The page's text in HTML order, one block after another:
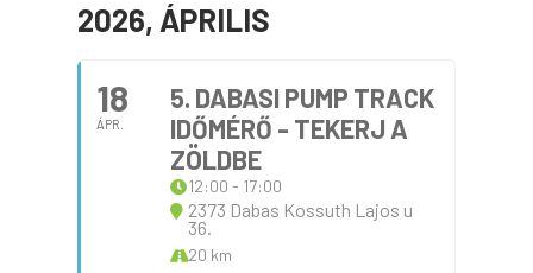
2026, ÁPRILIS
18
ÁPR.
5. DABASI PUMP TRACK
IDŐMÉRŐ - TEKERJ A
ZÖLDBE
12:00 - 17:00
2373 Dabas Kossuth Lajos u
36.
20 km